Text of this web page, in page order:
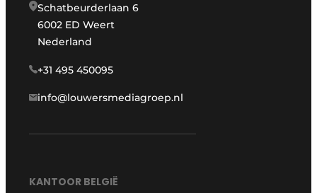
Schatbeurderlaan 6
6002 ED Weert
Nederland
+31 495 450095
info@louwersmediagroep.nl
KANTOOR BELGIË